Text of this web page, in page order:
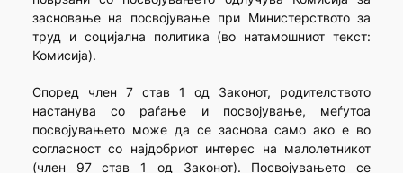
засновање на посвојување при Министерството за
труд и социјална политика (во натамошниот текст:
Комисија).
Според член 7 став 1 од Законот, родителството
настанува со раѓање и посвојување, меѓутоа
посвојувањето може да се заснова само ако е во
согласност со најдобриот интерес на малолетникот
(член 97 став 1 од Законот). Посвојувањето се